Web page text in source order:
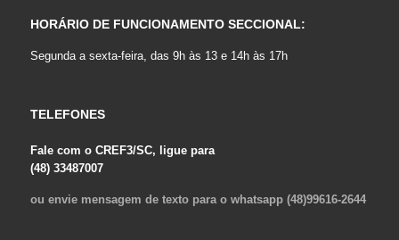
HORÁRIO DE FUNCIONAMENTO SECCIONAL:
Segunda a sexta-feira, das 9h às 13 e 14h às 17h
TELEFONES
Fale com o CREF3/SC, ligue para
(48) 33487007
ou envie mensagem de texto para o whatsapp (48)99616-2644